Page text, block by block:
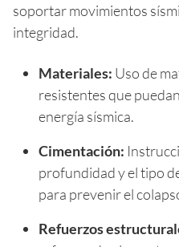
soportar movimientos
integridad.
Materiales: Uso de
resistentes que
energía sísmica.
Cimentación:
profundidad y el tipo
para prevenir el
Refuerzos